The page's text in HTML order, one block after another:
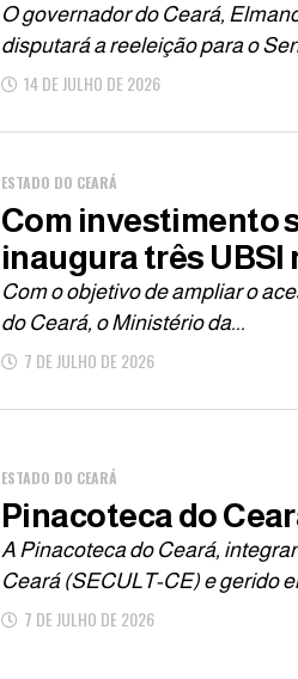
O governador do Ceará,
disputará a reeleição para o
14 DE JULHO DE 2026
ESTADO DO CEARÁ
Com investimento
inaugura três UBSI
Com o objetivo de ampliar o
do Ceará, o Ministério da...
7 DE JULHO DE 2026
ESTADO DO CEARÁ
Pinacoteca do
A Pinacoteca do Ceará,
Ceará (SECULT-CE) e gerido
7 DE JULHO DE 2026